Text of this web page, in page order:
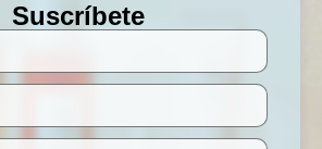
Suscríbete